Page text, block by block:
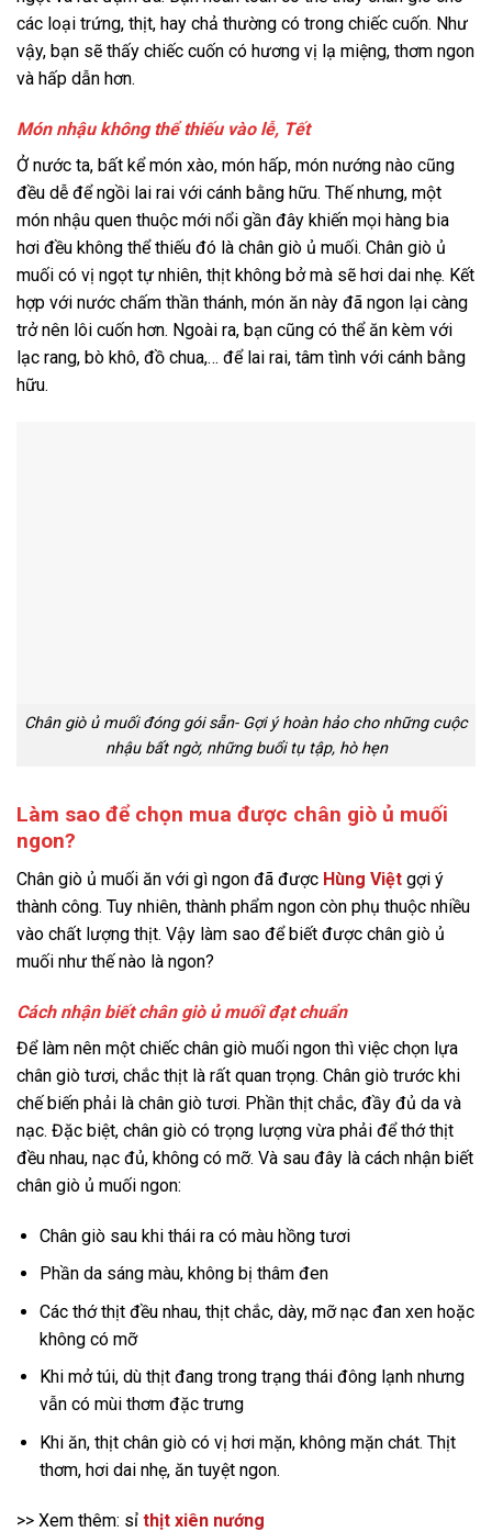
các loại trứng, thịt, hay chả thường có trong chiếc cuốn. Như
vậy, bạn sẽ thấy chiếc cuốn có hương vị lạ miệng, thơm ngon
và hấp dẫn hơn.
Món nhậu không thể thiếu vào lễ, Tết
Ở nước ta, bất kể món xào, món hấp, món nướng nào cũng
đều dễ để ngồi lai rai với cánh bằng hữu. Thế nhưng, một
món nhậu quen thuộc mới nổi gần đây khiến mọi hàng bia
hơi đều không thể thiếu đó là chân giò ủ muối. Chân giò ủ
muối có vị ngọt tự nhiên, thịt không bở mà sẽ hơi dai nhẹ. Kết
hợp với nước chấm thần thánh, món ăn này đã ngon lại càng
trở nên lôi cuốn hơn. Ngoài ra, bạn cũng có thể ăn kèm với
lạc rang, bò khô, đồ chua,… để lai rai, tâm tình với cánh bằng
hữu.
Chân giò ủ muối đóng gói sẵn- Gợi ý hoàn hảo cho những cuộc
nhậu bất ngờ, những buổi tụ tập, hò hẹn
Làm sao để chọn mua được chân giò ủ muối
ngon?
Chân giò ủ muối ăn với gì ngon đã được Hùng Việt gợi ý
thành công. Tuy nhiên, thành phẩm ngon còn phụ thuộc nhiều
vào chất lượng thịt. Vậy làm sao để biết được chân giò ủ
muối như thế nào là ngon?
Cách nhận biết chân giò ủ muối đạt chuẩn
Để làm nên một chiếc chân giò muối ngon thì việc chọn lựa
chân giò tươi, chắc thịt là rất quan trọng. Chân giò trước khi
chế biến phải là chân giò tươi. Phần thịt chắc, đầy đủ da và
nạc. Đặc biệt, chân giò có trọng lượng vừa phải để thớ thịt
đều nhau, nạc đủ, không có mỡ. Và sau đây là cách nhận biết
chân giò ủ muối ngon:
Chân giò sau khi thái ra có màu hồng tươi
Phần da sáng màu, không bị thâm đen
Các thớ thịt đều nhau, thịt chắc, dày, mỡ nạc đan xen hoặc
không có mỡ
Khi mở túi, dù thịt đang trong trạng thái đông lạnh nhưng
vẫn có mùi thơm đặc trưng
Khi ăn, thịt chân giò có vị hơi mặn, không mặn chát. Thịt
thơm, hơi dai nhẹ, ăn tuyệt ngon.
>> Xem thêm: sỉ thịt xiên nướng